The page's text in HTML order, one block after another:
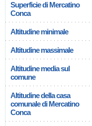
Superficie di Mercatino
Conca
Altitudine minimale
Altitudine massimale
Altitudine media sul
comune
Altitudine della casa
comunale di Mercatino
Conca